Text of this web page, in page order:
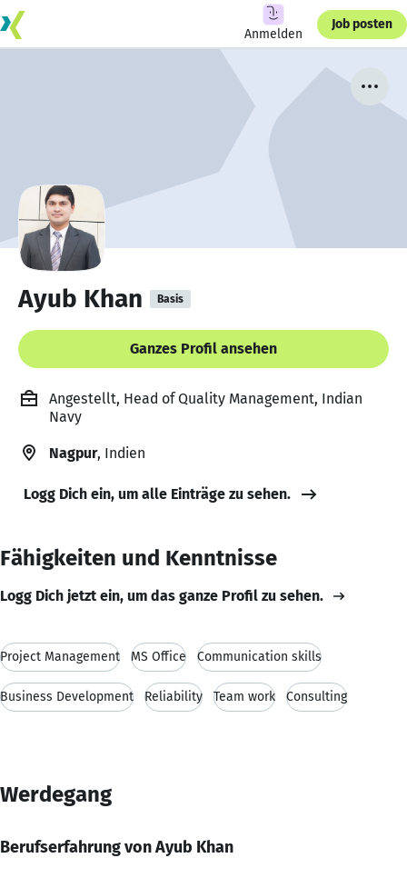
Anmelden
Job posten
Ayub Khan Basis
Ganzes Profil ansehen
Angestellt, Head of Quality Management, Indian
Navy
Nagpur, Indien
Logg Dich ein, um alle Einträge zu sehen.
Fähigkeiten und Kenntnisse
Logg Dich jetzt ein, um das ganze Profil zu sehen.
Project Management MS Office Communication skills
Business Development Reliability Team work Consulting
Werdegang
Berufserfahrung von Ayub Khan